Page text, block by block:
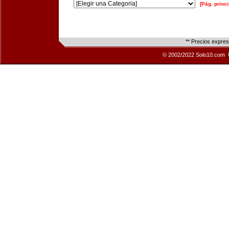
[Pág.
** Precios
© 2002/2022 Solo10.com